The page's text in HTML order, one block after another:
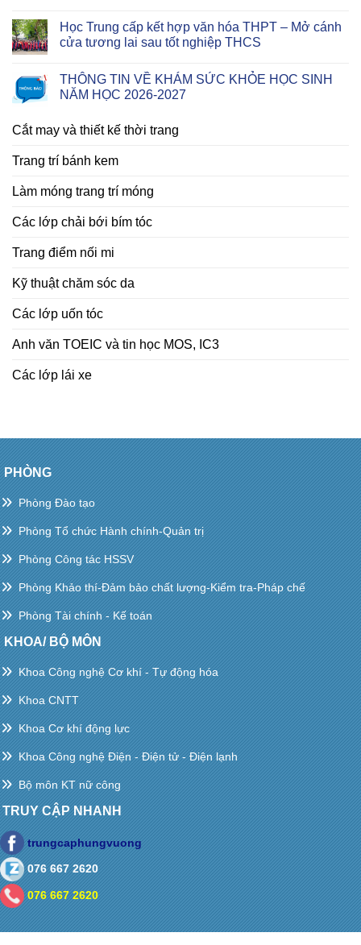
Học Trung cấp kết hợp văn hóa THPT – Mở cánh
cửa tương lai sau tốt nghiệp THCS
THÔNG TIN VỀ KHÁM SỨC KHỎE HỌC SINH
NĂM HỌC 2026-2027
Cắt may và thiết kế thời trang
Trang trí bánh kem
Làm móng trang trí móng
Các lớp chải bới bím tóc
Trang điểm nối mi
Kỹ thuật chăm sóc da
Các lớp uốn tóc
Anh văn TOEIC và tin học MOS, IC3
Các lớp lái xe
PHÒNG
Phòng Đào tạo
Phòng Tổ chức Hành chính-Quản trị
Phòng Công tác HSSV
Phòng Khảo thí-Đảm bảo chất lượng-Kiểm tra-Pháp chế
Phòng Tài chính - Kế toán
KHOA/ BỘ MÔN
Khoa Công nghệ Cơ khí - Tự động hóa
Khoa CNTT
Khoa Cơ khí động lực
Khoa Công nghệ Điện - Điện tử - Điện lạnh
Bộ môn KT nữ công
TRUY CẬP NHANH
trungcaphungvuong
076 667 2620
076 667 2620